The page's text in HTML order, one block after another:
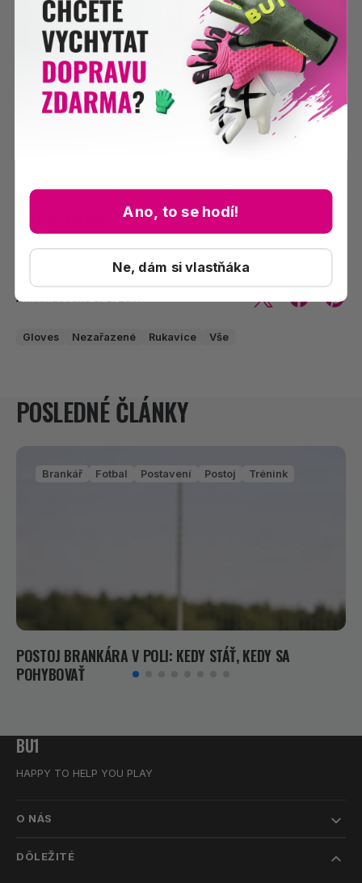
Sportfotbal
PETR HLAVACEK
Aktualizované
Gloves Nezařazené Rukavice Vše
POSLEDNÉ ČLÁNKY
Brankář Fotbal Postavení Postoj Trénink
POSTOJ BRANKÁRA V POLI: KEDY STÁŤ, KEDY SA
POHYBOVAŤ
BU1
HAPPY TO HELP YOU PLAY
O NÁS
DÔLEŽITÉ
Ano, to se hodí!
Ne, dám si vlastňáka